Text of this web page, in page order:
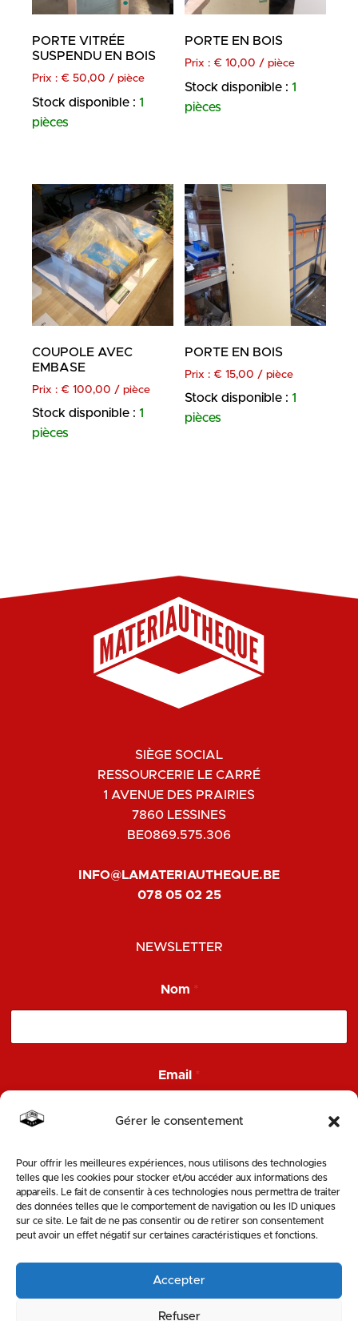
Gérer le consentement
Pour offrir les meilleures expériences, nous utilisons des technologies
telles que les cookies pour stocker et/ou accéder aux informations des
appareils. Le fait de consentir à ces technologies nous permettra de traiter
des données telles que le comportement de navigation ou les ID uniques
sur ce site. Le fait de ne pas consentir ou de retirer son consentement
peut avoir un effet négatif sur certaines caractéristiques et fonctions.
Accepter
Refuser
PORTE VITRÉE
SUSPENDU EN BOIS
Prix : € 50,00 / pièce
Stock disponible : 1
pièces
PORTE EN BOIS
Prix : € 10,00 / pièce
Stock disponible : 1
pièces
COUPOLE AVEC
EMBASE
Prix : € 100,00 / pièce
Stock disponible : 1
pièces
PORTE EN BOIS
Prix : € 15,00 / pièce
Stock disponible : 1
pièces
SIÈGE SOCIAL
RESSOURCERIE LE CARRÉ
1 AVENUE DES PRAIRIES
7860 LESSINES
BE0869.575.306
INFO@LAMATERIAUTHEQUE.BE
078 05 02 25
NEWSLETTER
o
m
Nom *
Email *
ENVOYER
SUIVEZ-NOUS